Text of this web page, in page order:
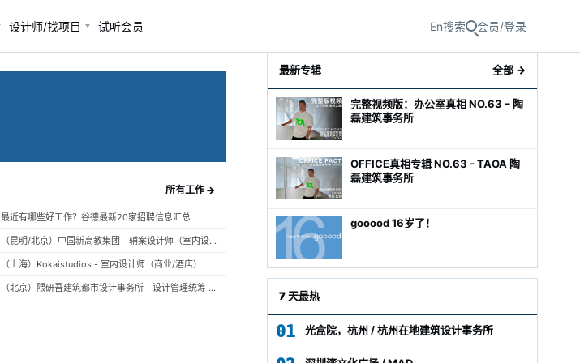
设计师/找项目 试听会员 En搜索 会员/登录
所有工作 →
最近有哪些好工作？谷德最新20家招聘信息汇总
（昆明/北京）中国新高教集团 - 辅案设计师（室内设计） / 辅案设计师（景观设计）/ 生活空间组长/教学空间组长 / 平面设计高级经理 / 展陈设计高级经理
（上海）Kokaistudios - 室内设计师（商业/酒店）
（北京）隈研吾建筑都市设计事务所 - 设计管理统筹 / 全职建筑设计师 / 实习生
最新专辑 全部 →
完整视频版：办公室真相 NO.63 – 陶
磊建筑事务所
OFFICE真相专辑 NO.63 - TAOA 陶
磊建筑事务所
gooood 16岁了！
7 天最热
01 光盒院，杭州 / 杭州在地建筑设计事务所